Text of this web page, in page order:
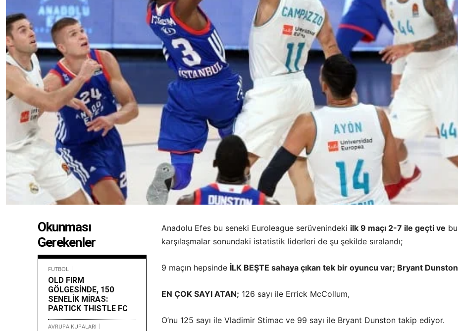
Okunması
Gerekenler
FUTBOL
OLD FIRM
GÖLGESİNDE, 150
SENELİK MİRAS:
PARTICK THISTLE FC
AVRUPA KUPALARI
Anadolu Efes bu seneki Euroleague serüvenindeki ilk 9 maçı 2-7 ile geçti ve bu
karşılaşmalar sonundaki istatistik liderleri de şu şekilde sıralandı;
9 maçın hepsinde İLK BEŞTE sahaya çıkan tek bir oyuncu var; Bryant Dunston
EN ÇOK SAYI ATAN; 126 sayı ile Errick McCollum,
O’nu 125 sayı ile Vladimir Stimac ve 99 sayı ile Bryant Dunston takip ediyor.